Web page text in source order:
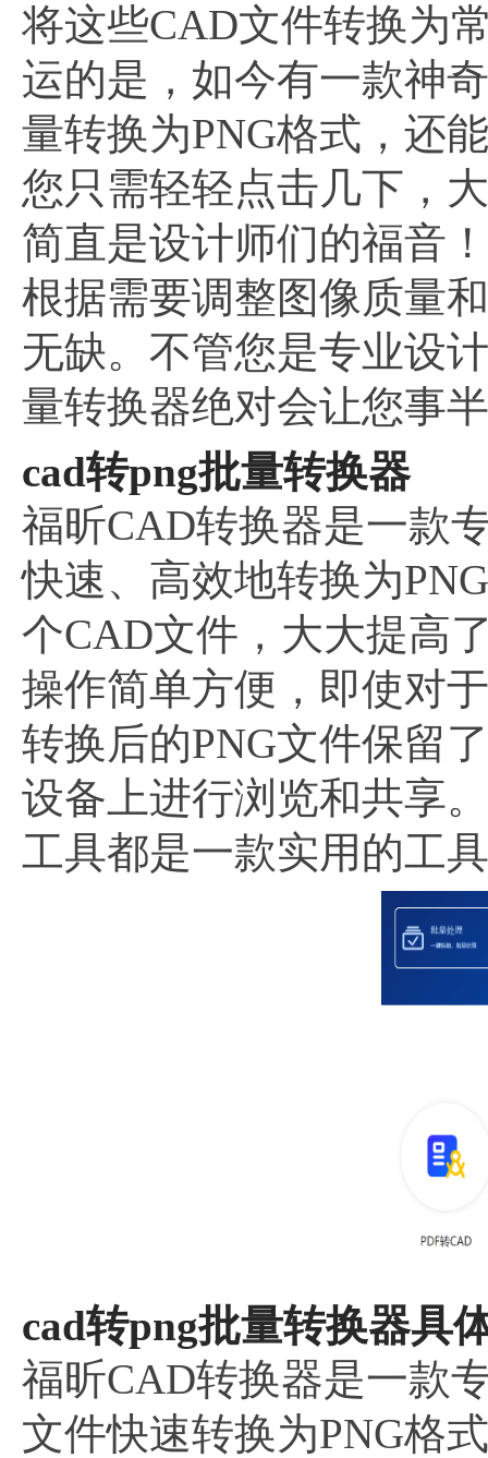
将这些CAD文件转换为
运的是，如今有一款神
量转换为PNG格式，还
您只需轻轻点击几下，
简直是设计师们的福音
根据需要调整图像质量
无缺。不管您是专业设
量转换器绝对会让您事
cad转png批量转换器
福昕CAD转换器是一款
快速、高效地转换为
个CAD文件，大大提高
操作简单方便，即使对
转换后的PNG文件保留
设备上进行浏览和共享
工具都是一款实用的工
cad转png批量转换器具
福昕CAD转换器是一款
文件快速转换为PNG格